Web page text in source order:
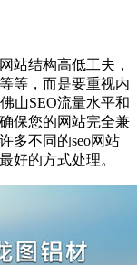
站结构高低工夫，
等，而是要重视内
山SEO流量水平和
保您的网站完全兼
多不同的seo网站
好的方式处理。